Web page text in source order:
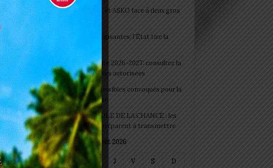
Interclubs CAF: ASCK et ASKO face à deux gros
Togo/ Boissons énergisantes: l’État tire la
Togo/ Rentrée scolaire 2026-2027: consultez la
liste officielle des écoles autorisées
ESSAL 2026 : les admissibles convoqués pour la
visite médicale à Lomé
SWEDD+ Togo / ECOLE DE LA CHANCE : les
maitres-artisans se préparent à transmettre
août 2026
L M M J V S D